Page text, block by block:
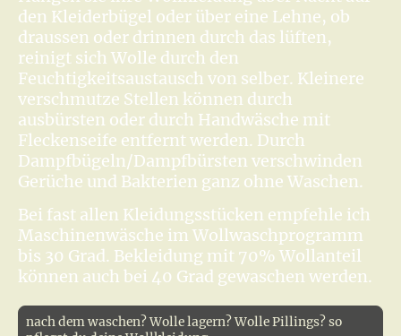
den Kleiderbügel oder über eine Lehne, ob
draussen oder drinnen durch das lüften,
reinigt sich Wolle durch den
Feuchtigkeitsaustausch von selber. Kleinere
verschmutze Stellen können durch
ausbürsten oder durch Handwäsche mit
Fleckenseife entfernt werden. Durch
Dampfbügeln/Dampfbürsten verschwinden
Gerüche und Bakterien ganz ohne Waschen.
Bei fast allen Kleidungsstücken empfehle ich
Maschinenwäsche im Wollwaschprogramm
bis 30 Grad. Bekleidung mit 70% Wollanteil
können auch bei 40 Grad gewaschen werden.
nach dem waschen? Wolle lagern? Wolle Pillings? so